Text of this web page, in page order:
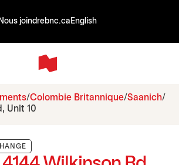
Nous joindrebnc.ca English
Colombie Britannique Saanich
Unit 10